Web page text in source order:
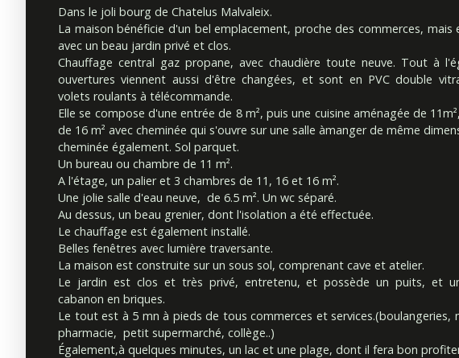
Dans le joli bourg de Chatelus Malvaleix.
La maison bénéficie d'un bel emplacement, proche des commerces, mais
avec un beau jardin privé et clos.
Chauffage central gaz propane, avec chaudière toute neuve. Tout à
ouvertures viennent aussi d'être changées, et sont en PVC double
volets roulants à télécommande.
Elle se compose d'une entrée de 8 m², puis une cuisine aménagée de
de 16 m² avec cheminée qui s'ouvre sur une salle àmanger de même
cheminée également. Sol parquet.
Un bureau ou chambre de 11 m².
A l'étage, un palier et 3 chambres de 11, 16 et 16 m².
Une jolie salle d'eau neuve, de 6.5 m². Un wc séparé.
Au dessus, un beau grenier, dont l'isolation a été effectuée.
Le chauffage est également installé.
Belles fenêtres avec lumière traversante.
La maison est construite sur un sous sol, comprenant cave et atelier.
Le jardin est clos et très privé, entretenu, et possède un puits, et
cabanon en briques.
Le tout est à 5 mn à pieds de tous commerces et services.(boulangeries,
pharmacie, petit supermarché, collège..)
Également,à quelques minutes, un lac et une plage, dont il fera bon